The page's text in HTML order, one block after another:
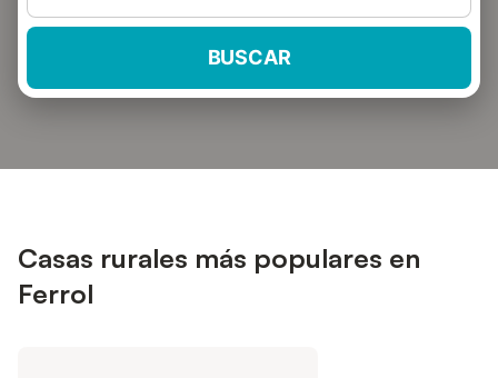
BUSCAR
Casas rurales más populares en
Ferrol